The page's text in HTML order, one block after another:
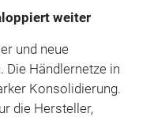
weiter
und neue
Die Händlernetze in
Konsolidierung.
die Hersteller,